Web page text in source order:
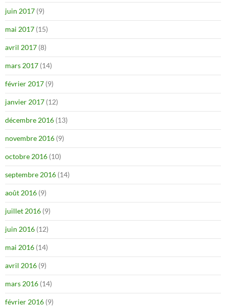
juin 2017 (9)
mai 2017 (15)
avril 2017 (8)
mars 2017 (14)
février 2017 (9)
janvier 2017 (12)
décembre 2016 (13)
novembre 2016 (9)
octobre 2016 (10)
septembre 2016 (14)
août 2016 (9)
juillet 2016 (9)
juin 2016 (12)
mai 2016 (14)
avril 2016 (9)
mars 2016 (14)
février 2016 (9)